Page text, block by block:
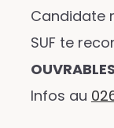
Candidate
SUF te
Infos au